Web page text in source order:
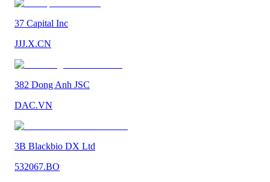
37 Capital Inc
JJJ.X.CN
382 Dong Anh JSC
DAC.VN
3B Blackbio DX Ltd
532067.BO